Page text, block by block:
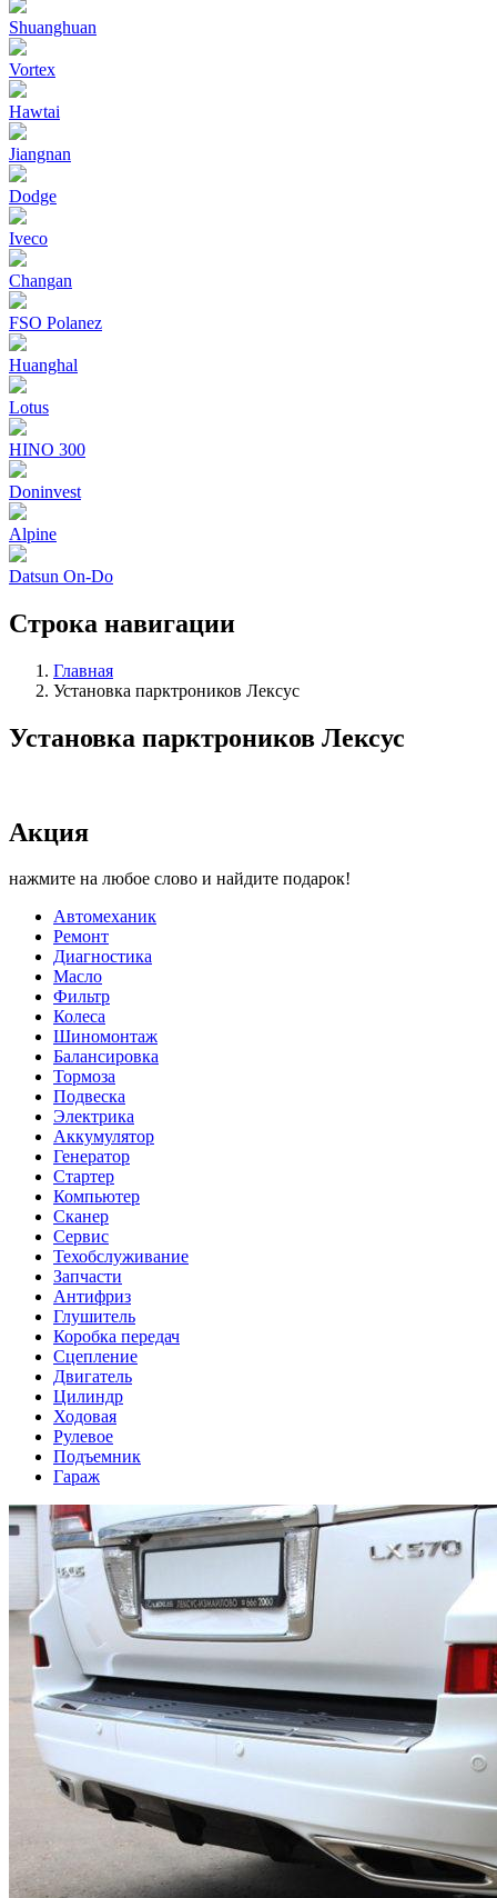
Shuanghuan
Vortex
Hawtai
Jiangnan
Dodge
Iveco
Changan
FSO Polanez
Huanghal
Lotus
HINO 300
Doninvest
Alpine
Datsun On-Do
Строка навигации
Главная
Установка парктроников Лексус
Установка парктроников Лексус
Акция
нажмите на любое слово и найдите подарок!
Автомеханик
Ремонт
Диагностика
Масло
Фильтр
Колеса
Шиномонтаж
Балансировка
Тормоза
Подвеска
Электрика
Аккумулятор
Генератор
Стартер
Компьютер
Сканер
Сервис
Техобслуживание
Запчасти
Антифриз
Глушитель
Коробка передач
Сцепление
Двигатель
Цилиндр
Ходовая
Рулевое
Подъемник
Гараж